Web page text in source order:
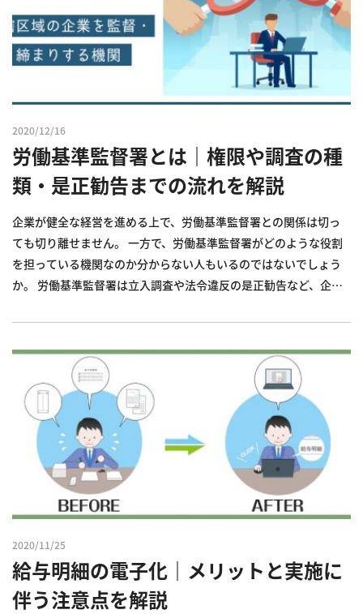
2020/12/16
労働基準監督署とは｜権限や調査の種
類・是正勧告までの流れを解説
企業が健全な経営を進める上で、労働基準監督署との関係は切っ
ても切り離せません。 一方で、労働基準監督署がどのような役割
を担っている機関なのか分からない人もいるのではないでしょう
か。 労働基準監督署は立入調査や法令違反の是正勧告など、企業
署における基礎事項や、労働基準監督署の権限・調査から是正勧
告まで...
2020/11/25
給与明細の電子化｜メリットと実施に
伴う注意点を解説